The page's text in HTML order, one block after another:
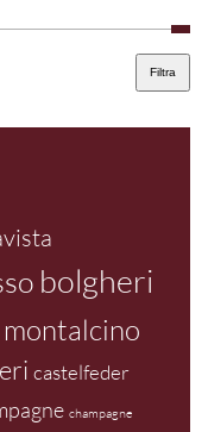
Filtra
bolgheri
castelfeder
champagne